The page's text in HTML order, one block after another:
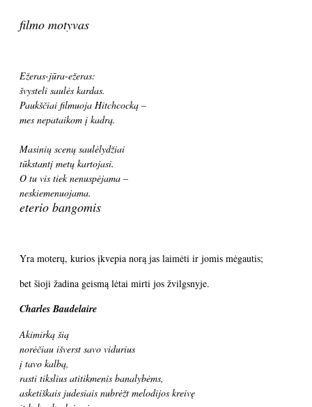
filmo motyvas
Ežeras-jūra-ežeras:
švysteli saulės kardas.
Paukščiai filmuoja Hitchcocką –
mes nepataikom į kadrą.
Masinių scenų saulėlydžiai
tūkstantį metų kartojasi.
O tu vis tiek nenuspėjama –
neskiemenuojama.
eterio bangomis
Yra moterų, kurios įkvepia norą jas laimėti ir jomis mėgautis;
bet šioji žadina geismą lėtai mirti jos žvilgsnyje.
Charles Baudelaire
Akimirką šią
norėčiau išverst savo vidurius
į tavo kalbą,
rasti tikslius atitikmenis banalybėms,
asketiškais judesiais nubrėžt melodijos kreivę